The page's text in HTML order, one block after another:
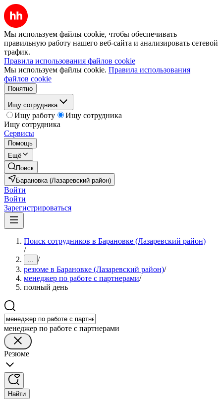
Мы используем файлы cookie, чтобы обеспечивать
правильную работу нашего веб-сайта и анализировать сетевой
трафик.
Правила использования файлов cookie
Мы используем файлы cookie. Правила использования
файлов cookie
Понятно
Ищу сотрудника
Ищу работу
Ищу сотрудника
Ищу сотрудника
Сервисы
Помощь
Ещё
Поиск
Барановка (Лазаревский район)
Войти
Войти
Зарегистрироваться
Поиск сотрудников в Барановке (Лазаревский район)
/
... /
резюме в Барановке (Лазаревский район)/
менеджер по работе с партнерами/
полный день
менеджер по работе с партнерами
Резюме
Найти